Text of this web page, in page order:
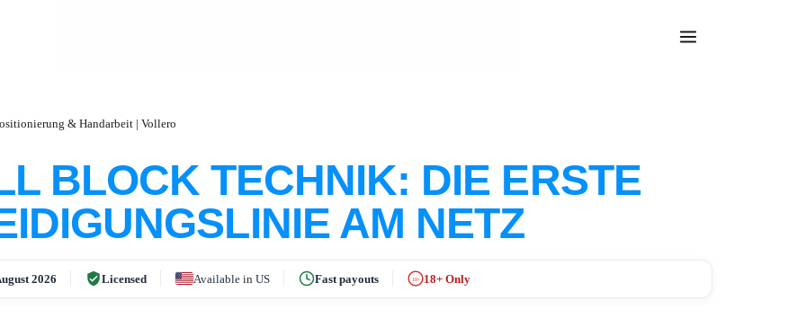
& Handarbeit | Vollero
BLOCK TECHNIK: DIE ERSTE
AM NETZ
2026 Licensed Available in US Fast payouts 18+ 18+ Only